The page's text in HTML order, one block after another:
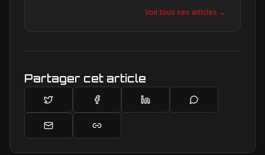
détails qui façonnent la légende de la marque.
Son site, Ferrari Passion, est le reflet de son
Maranello.
Voir tous ses articles →
Partager cet article